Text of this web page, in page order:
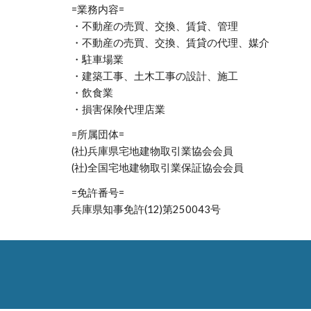
=業務内容=
・不動産の売買、交換、賃貸、管理
・不動産の売買、交換、賃貸の代理、媒介
・駐車場業
・建築工事、土木工事の設計、施工
・飲食業
・損害保険代理店業
=所属団体=
(社)兵庫県宅地建物取引業協会会員
(社)全国宅地建物取引業保証協会会員
=免許番号=
兵庫県知事免許(12)第250043号